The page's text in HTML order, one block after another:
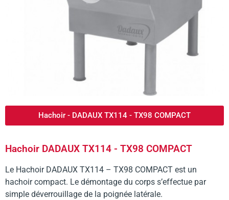
Hachoir - DADAUX TX114 - TX98 COMPACT
Hachoir DADAUX TX114 - TX98 COMPACT
Le Hachoir DADAUX TX114 – TX98 COMPACT est un
hachoir compact. Le démontage du corps s’effectue par
simple déverrouillage de la poignée latérale.